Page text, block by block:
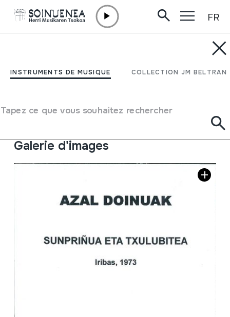
INSTRUMENTS DE MUSIQUE COLLECTION JM BELTRAN
Tapez ce que vous souhaitez rechercher
FR
AZAL DOINUAK;
TXULUBITEA; Iribas 1973
Galerie d'images